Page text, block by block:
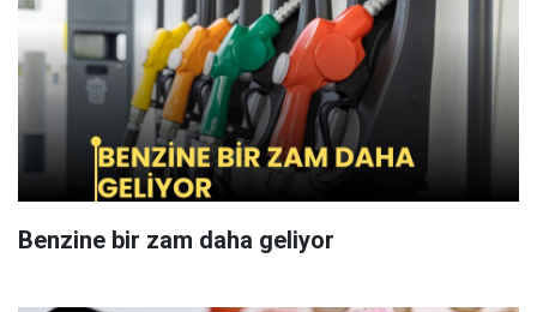
Benzine bir zam daha geliyor